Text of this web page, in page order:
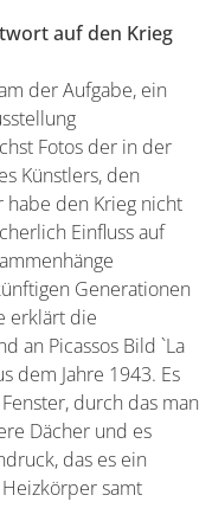
auf den Krieg
der Aufgabe, ein
Fotos der in der
Künstlers, den
habe den Krieg nicht
Einfluss auf
Generationen
erklärt die
an Picassos Bild `La
dem Jahre 1943. Es
durch das man
Dächer und es
das es ein
samt